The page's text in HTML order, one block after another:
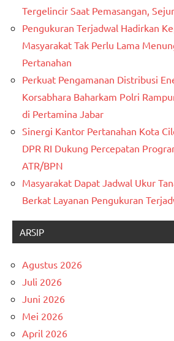
Tergelincir Saat Pemasangan,
Pengukuran Terjadwal Hadirkan
Masyarakat Tak Perlu Lama
Pertanahan
Perkuat Pengamanan Distribusi
Korsabhara Baharkam Polri
di Pertamina Jabar
Sinergi Kantor Pertanahan Kota
DPR RI Dukung Percepatan
ATR/BPN
Masyarakat Dapat Jadwal Ukur
Berkat Layanan Pengukuran
ARSIP
Agustus 2026
Juli 2026
Juni 2026
Mei 2026
April 2026